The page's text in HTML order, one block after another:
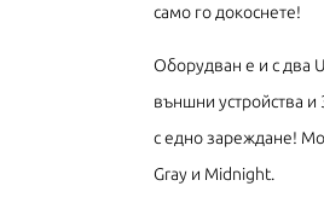
само го докоснете!
Оборудван е и с два
външни устройства и
с едно зареждане!
Gray и Midnight.